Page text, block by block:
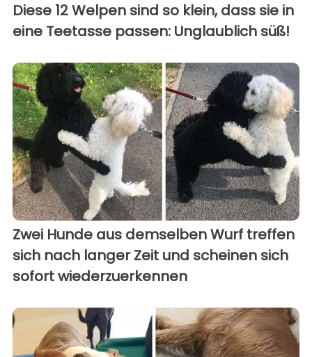
Diese 12 Welpen sind so klein, dass sie in
eine Teetasse passen: Unglaublich süß!
Zwei Hunde aus demselben Wurf treffen
sich nach langer Zeit und scheinen sich
sofort wiederzuerkennen